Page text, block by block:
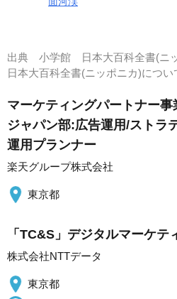
出典 小学館 日本大百科全書(ニ
日本大百科全書(ニッポニカ)につ
マーケティングパートナー
ジャパン部:広告運用/ストラ
運用プランナー
楽天グループ株式会社
東京都
「TC&S」デジタルマーケテ
株式会社NTTデータ
東京都